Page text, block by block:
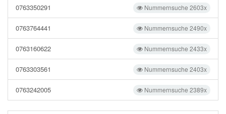
Nummernsuche 2603x
0763350291
Nummernsuche 2490x
0763764441
Nummernsuche 2433x
0763160622
Nummernsuche 2403x
0763303561
Nummernsuche 2389x
0763242005